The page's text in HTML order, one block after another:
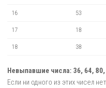
16 53
17 18
18 38
Невыпавшие числа: 36, 64, 80,
Если ни одного из этих чисел